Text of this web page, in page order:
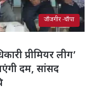
जाँजगीर -चाँपा
प्रीमियर लीग’
दम, सांसद